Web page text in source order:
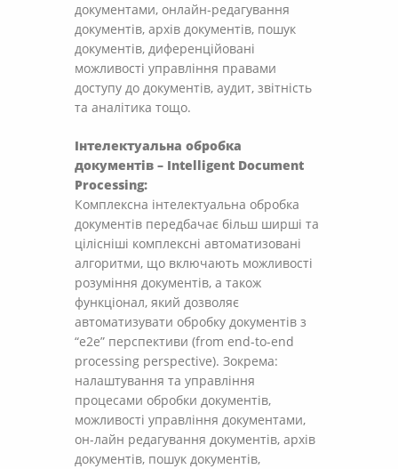
документами, онлайн-редагування
документів, архів документів, пошук
документів, диференційовані
можливості управління правами
доступу до документів, аудит, звітність
та аналітика тощо.
Інтелектуальна обробка
документів – Intelligent Document
Processing:
Комплексна інтелектуальна обробка
документів передбачає більш ширші та
цілісніші комплексні автоматизовані
алгоритми, що включають можливості
розуміння документів, а також
функціонал, який дозволяє
автоматизувати обробку документів з
“e2e” перспективи (from end-to-end
processing perspective). Зокрема:
налаштування та управління
процесами обробки документів,
можливості управління документами,
он-лайн редагування документів, архів
документів, пошук документів,